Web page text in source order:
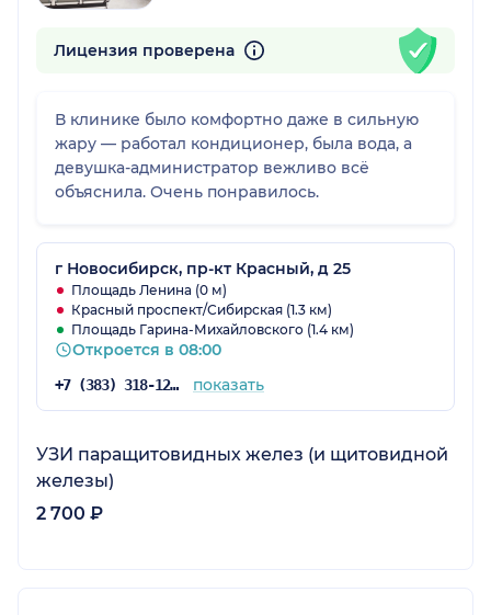
Лицензия проверена
В клинике было комфортно даже в сильную
жару — работал кондиционер, была вода, а
девушка-администратор вежливо всё
объяснила. Очень понравилось.
г Новосибирск, пр-кт Красный, д 25
Площадь Ленина (0 м)
Красный проспект/Сибирская (1.3 км)
Площадь Гарина-Михайловского (1.4 км)
Откроется в 08:00
+7 (383) 318-12-64 показать
УЗИ паращитовидных желез (и щитовидной
железы)
2 700 ₽